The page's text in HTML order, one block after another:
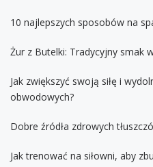
10 najlepszych sposobów na
Żur z Butelki: Tradycyjny smak
Jak zwiększyć swoją siłę i
obwodowych?
Dobre źródła zdrowych
Jak trenować na siłowni, aby